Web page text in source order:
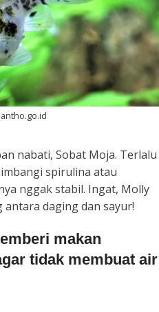
nabati, Sobat Moja. Terlalu
spirulina atau
nggak stabil. Ingat, Molly
daging dan sayur!
makan
tidak membuat air